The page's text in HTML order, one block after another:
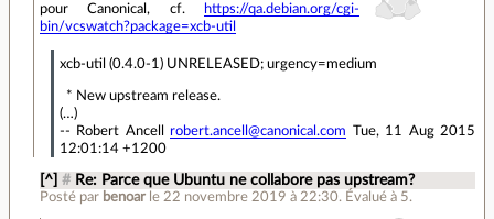
pour Canonical, cf.
https://qa.debian.org/cgi-
bin/vcswatch?package=xcb-util
xcb-util (0.4.0-1) UNRELEASED; urgency=medium
* New upstream release.
(…)
-- Robert Ancell robert.ancell@canonical.com Tue, 11 Aug 2015
12:01:14 +1200
[^] # Re: Parce que Ubuntu ne collabore pas upstream?
Posté par benoar le 22 novembre 2019 à 22:30. Évalué à 5.